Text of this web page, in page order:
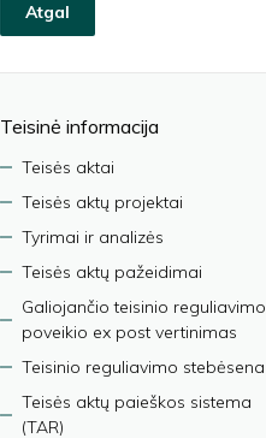
Atgal
Teisinė informacija
Teisės aktai
Teisės aktų projektai
Tyrimai ir analizės
Teisės aktų pažeidimai
Galiojančio teisinio reguliavimo
poveikio ex post vertinimas
Teisinio reguliavimo stebėsena
Teisės aktų paieškos sistema
(TAR)